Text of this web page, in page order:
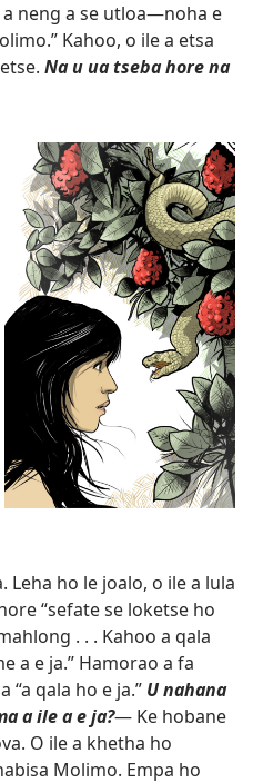
a neng a se utloa—noha e
Kahoo, o ile a etsa
Na u ua tseba hore na
Leha ho le joalo, o ile a lula
“sefate se loketse ho
. . . Kahoo a qala
a e ja.” Hamorao a fa
“a qala ho e ja.” U nahana
a ile a e ja?— Ke hobane
O ile a khetha ho
Molimo. Empa ho